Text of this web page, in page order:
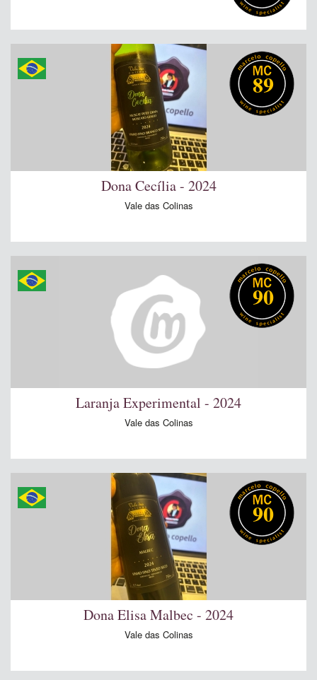
89
Dona Cecília - 2024
Vale das Colinas
90
Laranja Experimental - 2024
Vale das Colinas
90
Dona Elisa Malbec - 2024
Vale das Colinas